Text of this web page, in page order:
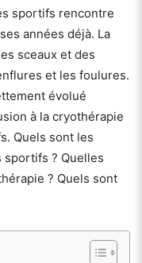
sportifs rencontre
années déjà. La
sceaux et des
et les foulures.
évolué
à la cryothérapie
Quels sont les
sportifs ? Quelles
? Quels sont